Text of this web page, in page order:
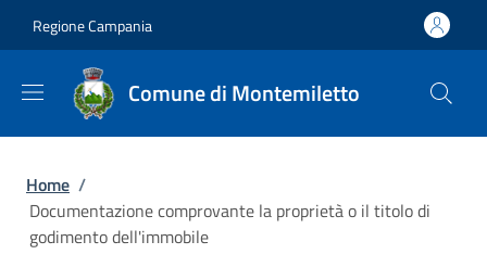
Regione Campania
Comune di Montemiletto
Briciole di pane
Home /
Documentazione comprovante la proprietà o il titolo di
godimento dell'immobile